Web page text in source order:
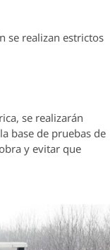
se realizan estrictos
se realizarán
base de pruebas de
y evitar que